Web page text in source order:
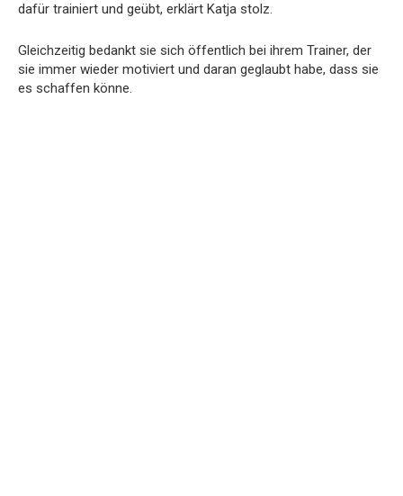
dafür trainiert und geübt, erklärt Katja stolz.
Gleichzeitig bedankt sie sich öffentlich bei ihrem Trainer, der
sie immer wieder motiviert und daran geglaubt habe, dass sie
es schaffen könne.